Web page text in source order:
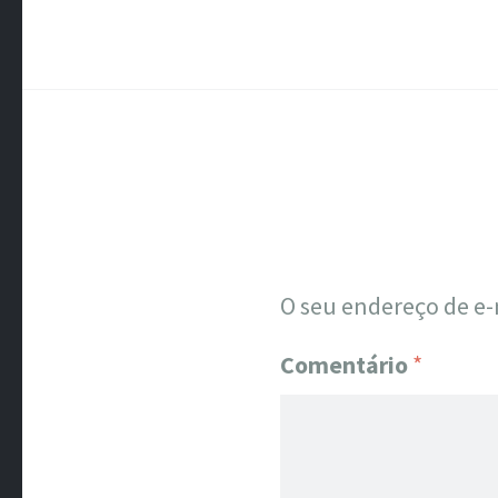
O seu endereço de
Comentário*